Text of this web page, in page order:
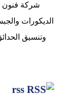
شركة فنون
الديكورات
وتنسيق
rss